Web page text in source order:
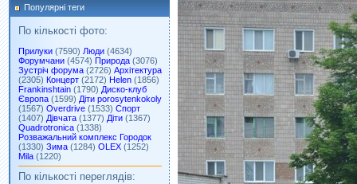
Популярні теги
По кількості фото:
Прилуки (7590) Люди (4634)
Форумчани (4574) Природа (3076)
Зустріч форума (2726) Архітектура
(2305) Концерт (2172) Helen (1856)
Frankinshtain (1790) Диско-клуб
Європа (1599) Діти porosytenkokoly
(1567) Overdrive (1533) Спорт
(1407) Дівчата (1377) Діти (1367)
Quadrotronica (1338)
Розважальний комплекс Городок
(1330) Зима (1284) OLEX (1252)
Mila (1220)
По кількості переглядів: